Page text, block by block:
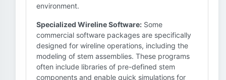
environment.
Specialized Wireline Software: Some
commercial software packages are specifically
designed for wireline operations, including the
modeling of stem assemblies. These programs
often include libraries of pre-defined stem
components and enable quick simulations for